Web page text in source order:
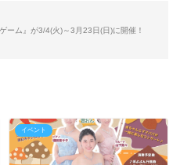
ーム』が3/4(火)～3月23日(日)に開催！
イベント